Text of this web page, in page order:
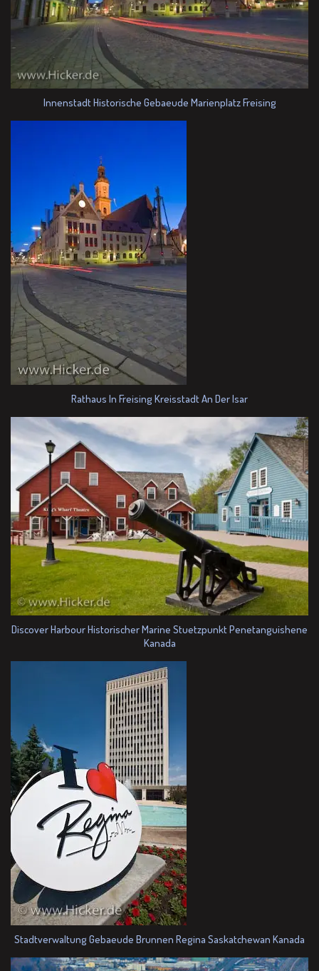
Innenstadt Historische Gebaeude Marienplatz Freising
Rathaus In Freising Kreisstadt An Der Isar
Discover Harbour Historischer Marine Stuetzpunkt Penetanguishene
Kanada
Stadtverwaltung Gebaeude Brunnen Regina Saskatchewan Kanada